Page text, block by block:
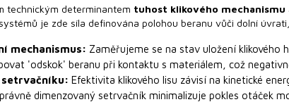
technickým determinantem tuhost klikového mechanismu
je zde síla definována polohou beranu vůči dolní
mechanismus: Zaměřujeme se na stav uložení klikového
'odskok' beranu při kontaktu s materiálem, což
setrvačníku: Efektivita klikového lisu závisí na kinetické
dimenzovaný setrvačník minimalizuje pokles otáček